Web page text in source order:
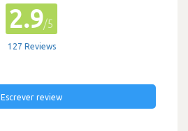
2.9/5
127 Reviews
Escrever review